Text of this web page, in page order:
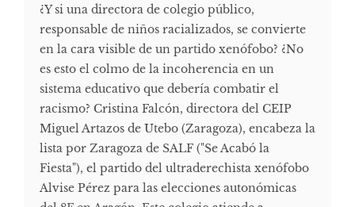
¿Y si una directora de colegio público,
responsable de niños racializados, se convierte
en la cara visible de un partido xenófobo? ¿No
es esto el colmo de la incoherencia en un
sistema educativo que debería combatir el
racismo? Cristina Falcón, directora del CEIP
Miguel Artazos de Utebo (Zaragoza), encabeza la
lista por Zaragoza de SALF ("Se Acabó la
Fiesta"), el partido del ultraderechista xenófobo
Alvise Pérez para las elecciones autonómicas